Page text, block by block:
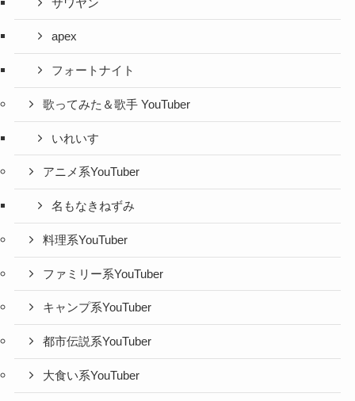
サワヤン
apex
フォートナイト
歌ってみた＆歌手 YouTuber
いれいす
アニメ系YouTuber
名もなきねずみ
料理系YouTuber
ファミリー系YouTuber
キャンプ系YouTuber
都市伝説系YouTuber
大食い系YouTuber